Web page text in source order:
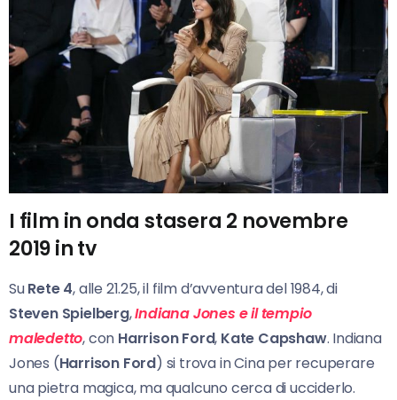
I film in onda stasera 2 novembre
2019 in tv
SuRete 4, alle 21.25, il film d’avventura del 1984, di
Steven Spielberg,Indiana Jones e il tempio
maledetto, con Harrison Ford, Kate Capshaw. Indiana
Jones (Harrison Ford) si trova in Cina per recuperare
una pietra magica, ma qualcuno cerca di ucciderlo.